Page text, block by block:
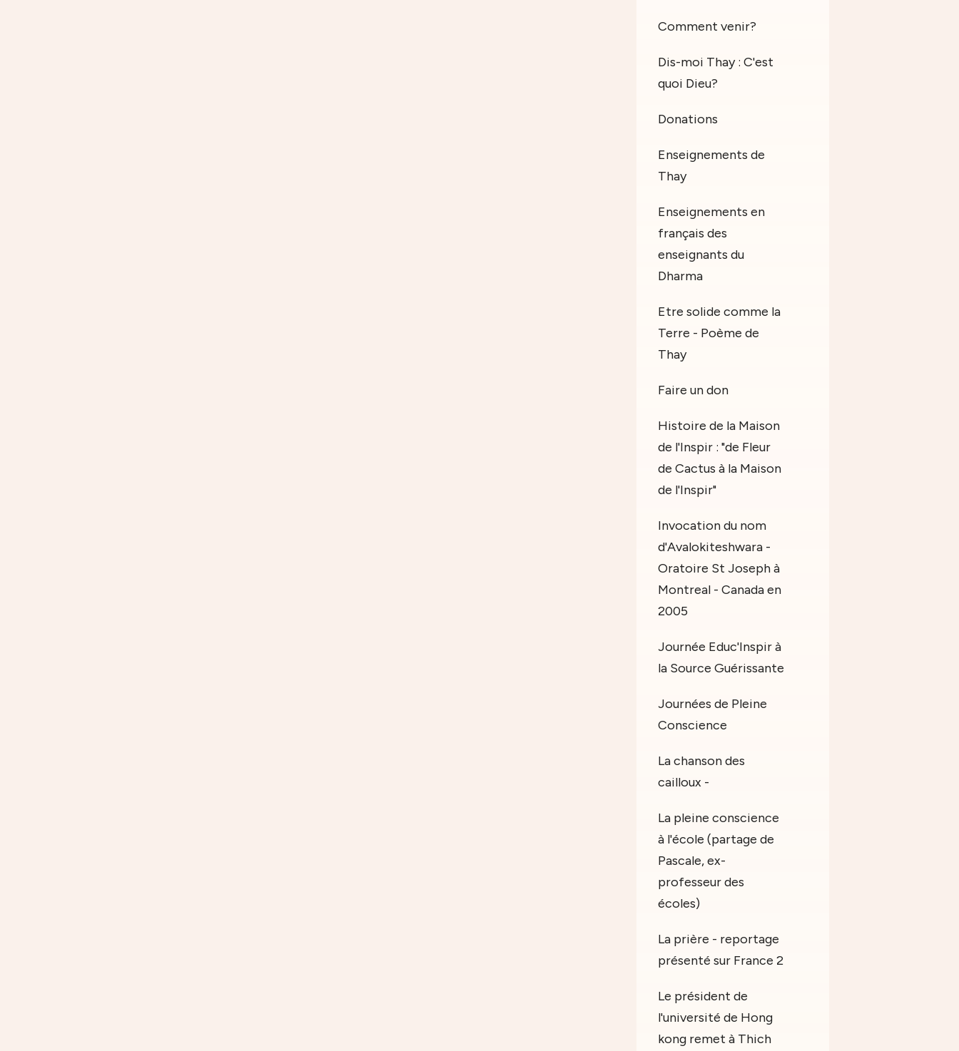
Comment venir?
Dis-moi Thay : C'est
quoi Dieu?
Donations
Enseignements de
Thay
Enseignements en
français des
enseignants du
Dharma
Etre solide comme la
Terre - Poème de
Thay
Faire un don
Histoire de la Maison
de l'Inspir : "de Fleur
de Cactus à la Maison
de l'Inspir"
Invocation du nom
d'Avalokiteshwara -
Oratoire St Joseph à
Montreal - Canada en
2005
Journée Educ'Inspir à
la Source Guérissante
Journées de Pleine
Conscience
La chanson des
cailloux -
La pleine conscience
à l'école (partage de
Pascale, ex-
professeur des
écoles)
La prière - reportage
présenté sur France 2
Le président de
l'université de Hong
kong remet à Thich